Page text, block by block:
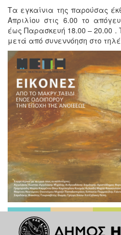
Τα εγκαίνια της παρούσας
Απριλίου στις 6.00 το
έως Παρασκευή 18.00 – 20.00 .
μετά από συνεννόηση στο